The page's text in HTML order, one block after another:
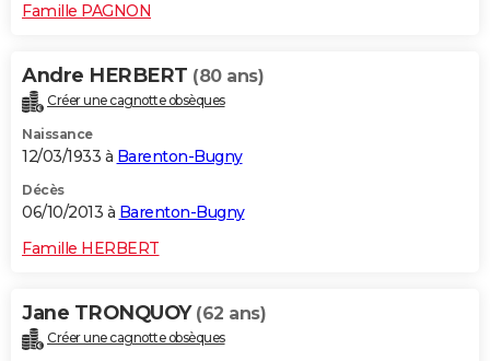
Famille PAGNON
Andre HERBERT (80 ans)
Créer une cagnotte obsèques
Naissance
12/03/1933 à Barenton-Bugny
Décès
06/10/2013 à Barenton-Bugny
Famille HERBERT
Jane TRONQUOY (62 ans)
Créer une cagnotte obsèques